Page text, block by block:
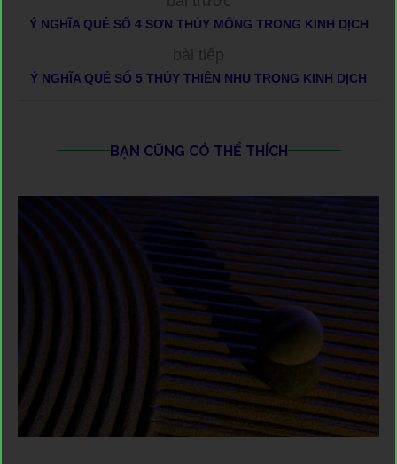
Ý NGHĨA QUẺ SỐ 4 SƠN THỦY MÔNG TRONG KINH DỊCH
bài tiếp
Ý NGHĨA QUẺ SỐ 5 THỦY THIÊN NHU TRONG KINH DỊCH
BẠN CŨNG CÓ THỂ THÍCH